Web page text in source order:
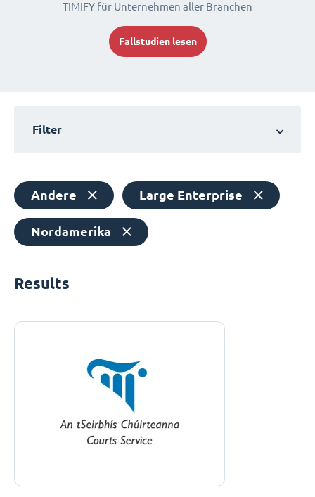
TIMIFY für Unternehmen aller Branchen
Fallstudien lesen
Filter
Andere Large Enterprise
Nordamerika
Results